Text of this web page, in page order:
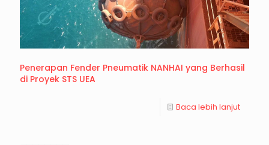
Penerapan Fender Pneumatik NANHAI yang Berhasil
di Proyek STS UEA
Baca lebih lanjut